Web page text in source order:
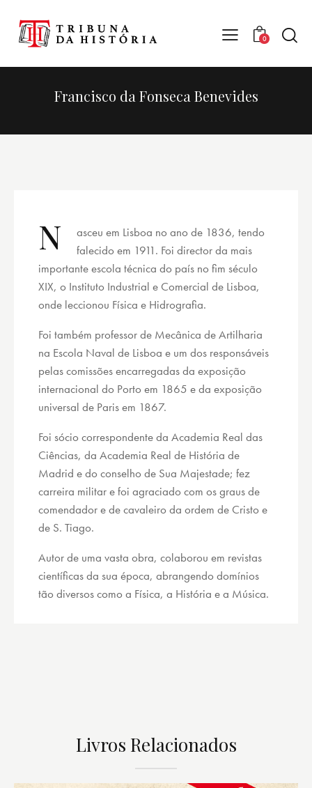
0
Francisco da Fonseca Benevides
N
asceu em Lisboa no ano de 1836, tendo
falecido em 1911. Foi director da mais
importante escola técnica do país no fim século
XIX, o Instituto Industrial e Comercial de Lisboa,
onde leccionou Física e Hidrografia.
Foi também professor de Mecânica de Artilharia
na Escola Naval de Lisboa e um dos responsáveis
pelas comissões encarregadas da exposição
internacional do Porto em 1865 e da exposição
universal de Paris em 1867.
Foi sócio correspondente da Academia Real das
Ciências, da Academia Real de História de
Madrid e do conselho de Sua Majestade; fez
carreira militar e foi agraciado com os graus de
comendador e de cavaleiro da ordem de Cristo e
de S. Tiago.
Autor de uma vasta obra, colaborou em revistas
científicas da sua época, abrangendo domínios
tão diversos como a Física, a História e a Música.
Livros Relacionados